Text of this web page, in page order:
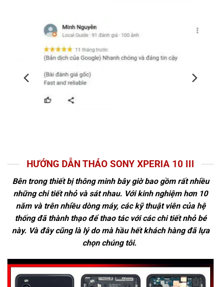
HƯỚNG DẪN THÁO SONY XPERIA 10 III
Bên trong thiết bị thông minh bây giờ bao gồm rất nhiều
những chi tiết nhỏ và sát nhau. Với kinh nghiệm hơn 10
năm và trên nhiều dòng máy, các kỹ thuật viên của hệ
thống đã thành thạo để thao tác với các chi tiết nhỏ bé
này. Và đây cũng là lý do mà hầu hết khách hàng đã lựa
chọn chúng tôi.